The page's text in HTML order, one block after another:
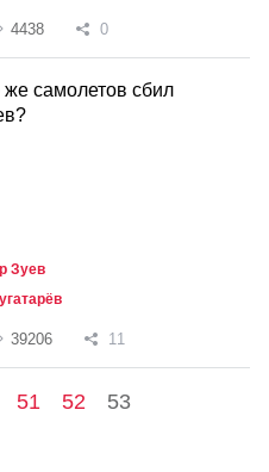
4438 0
же самолетов сбил
Зуев
39206 11
51 52 53